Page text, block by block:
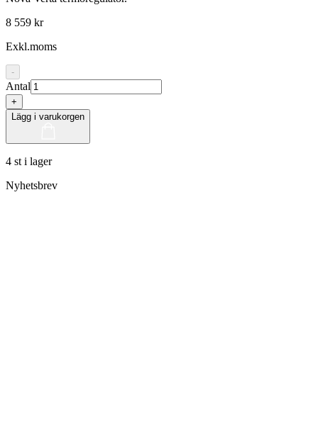
8 559 kr
Exkl.moms
-
Antal
+
Lägg i varukorgen
4 st i lager
Nyhetsbrev